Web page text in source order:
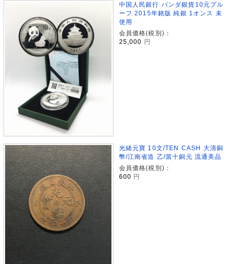
中国人民銀行 パンダ銀貨10元プル
ーフ 2015年銘版 純銀 1オンス 未
使用
会員価格(税別)：
25,000 円
光緒元寶 10文/TEN CASH 大清銅
幣/江南省造 乙/當十銅元 流通美品
会員価格(税別)：
600 円